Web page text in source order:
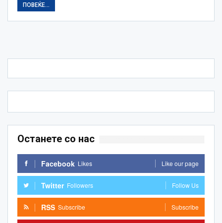
ПОВЕЌЕ...
Останете со нас
Facebook Likes Like our page
Twitter Followers Follow Us
RSS Subscribe Subscribe